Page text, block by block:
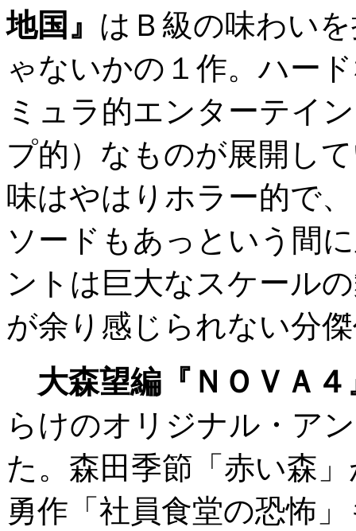
地国』 はＢ級の味わい
ゃないかの１作。ハー
ミュラ的エンターテイ
プ的）なものが展開し
味はやはりホラー的で
ソードもあっという間
ントは巨大なスケール
が余り感じられない分
大森望編『ＮＯＶＡ４
らけのオリジナル・ア
た。森田季節「赤い森
勇作「社員食堂の恐怖